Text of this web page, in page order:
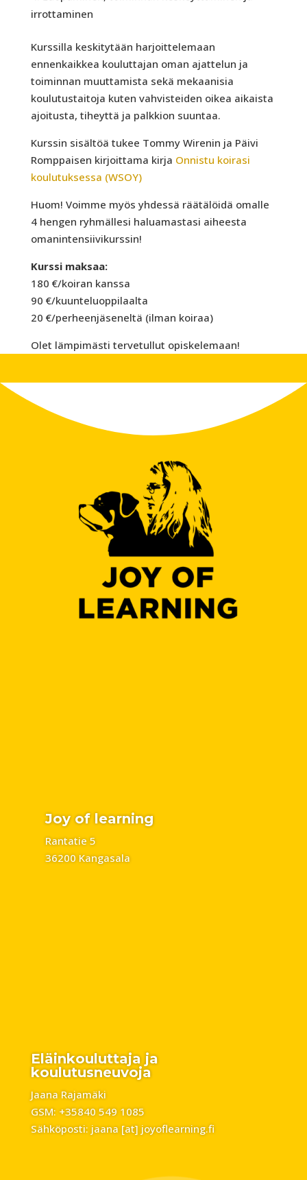
irrottaminen
Kurssilla keskitytään harjoittelemaan
ennenkaikkea kouluttajan oman ajattelun ja
toiminnan muuttamista sekä mekaanisia
koulutustaitoja kuten vahvisteiden oikea aikaista
ajoitusta, tiheyttä ja palkkion suuntaa.
Kurssin sisältöä tukee Tommy Wirenin ja Päivi
Romppaisen kirjoittama kirja Onnistu koirasi
koulutuksessa (WSOY)
Huom! Voimme myös yhdessä räätälöidä omalle
4 hengen ryhmällesi haluamastasi aiheesta
omanintensiivikurssin!
Kurssi maksaa:
180 €/koiran kanssa
90 €/kuunteluoppilaalta
20 €/perheenjäseneltä (ilman koiraa)
Olet lämpimästi tervetullut opiskelemaan!
Joy of learning
Rantatie 5
36200 Kangasala
Eläinkouluttaja ja
koulutusneuvoja
Jaana Rajamäki
GSM: +35840 549 1085
Sähköposti: jaana [at] joyoflearning.fi